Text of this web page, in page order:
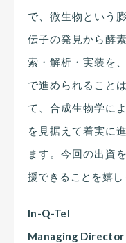
で、微生物という
伝子の発見から酵
索・解析・実装を
で進められること
て、合成生物学に
を見据えて着実に
ます。今回の出資
援できることを嬉し
In-Q-Tel
Managing Director